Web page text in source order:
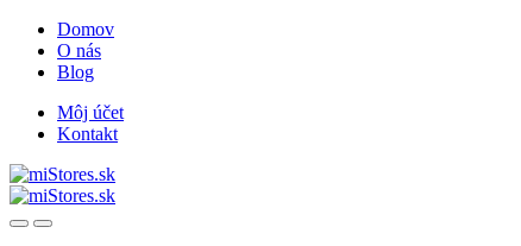
Skip
navigation
Skip
content
Domov
O nás
Blog
Môj účet
Kontakt
OpenClose